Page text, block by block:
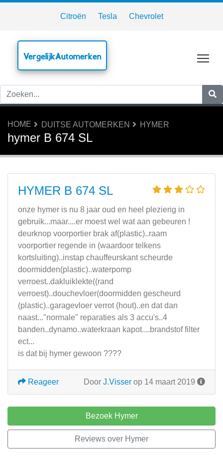
Citroën Tesla Chevrolet
VergelijkAutomerken
HOME DUITSE AUTOMERKEN HYMER
hymer B 674 SL
HYMER B 674 SL
onze hymer is nu 8 jaar oud en heel plezierig in
gebruik...maar....er moest wel wat aan gebeuren !
deurknop voorportier brak af(plastic)..raam
voorportier regende in (waardoor telkens
kortsluiting)..instap chauffeurskant scheurde
doormidden(plastic)..waterpomp
verroest..dakluiklekte((rand
verroest)..douchevloer(doormidden gescheurd
(plastic)..garagevloer verrot (hout)..en dat dan
naast..."normale" reparaties als 3 accu's..4
banden..dynamo..waterkraan kapot....brandstof filter
ect...
is dat bij hymer gewoon ????
Door J.Visser op 14 maart 2019
Reageer
Bezoek Hymer
Reviews over Hymer